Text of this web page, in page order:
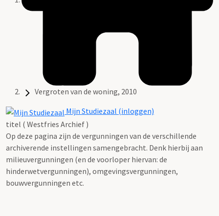
Vergroten van de woning, 2010
Mijn Studiezaal (inloggen)
titel ( Westfries Archief )
Op deze pagina zijn de vergunningen van de verschillende
archiverende instellingen samengebracht. Denk hierbij aan
milieuvergunningen (en de voorloper hiervan: de
hinderwetvergunningen), omgevingsvergunningen,
bouwvergunningen etc.